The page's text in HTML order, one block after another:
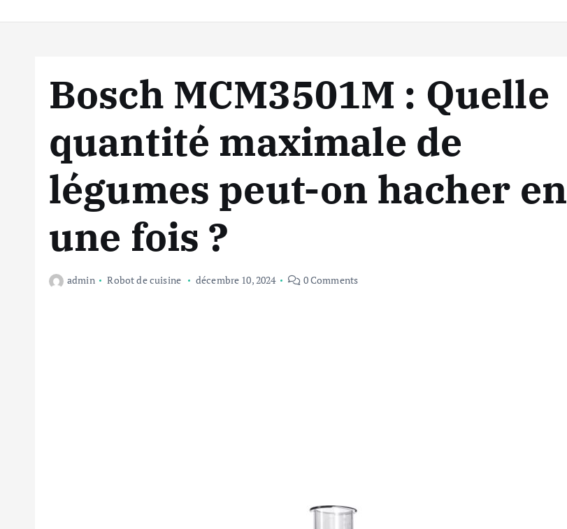
Bosch MCM3501M : Quelle
quantité maximale de
légumes peut-on hacher en
une fois ?
admin Robot de cuisine décembre 10, 2024 0 Comments